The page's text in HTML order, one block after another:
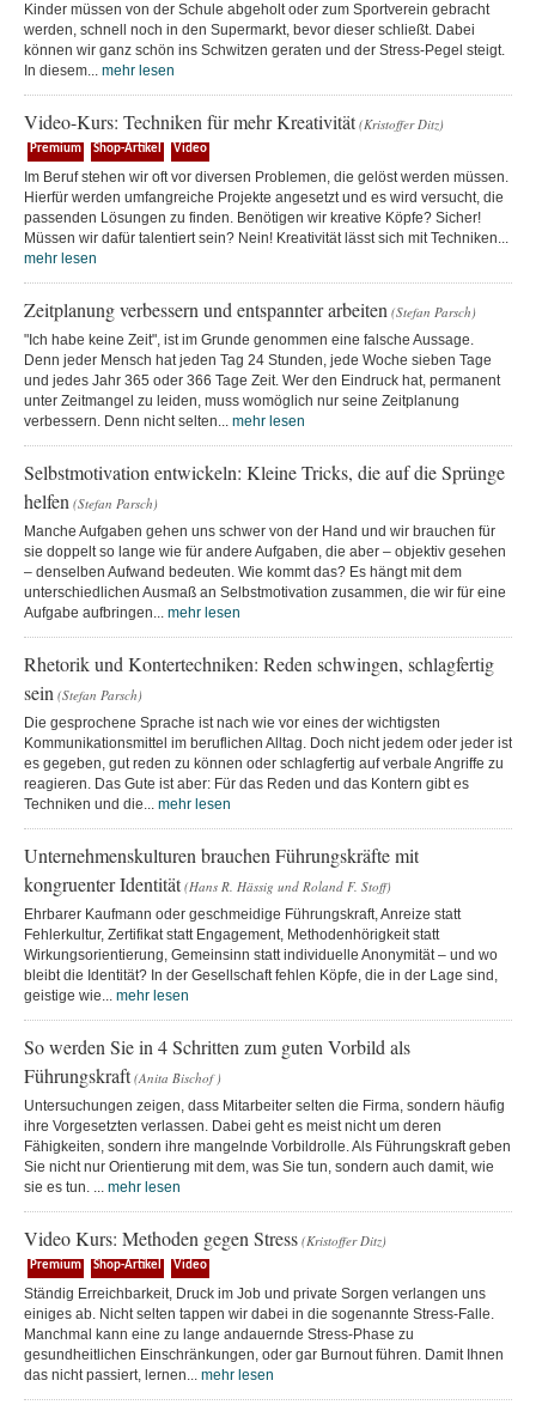
Kinder müssen von der Schule abgeholt oder zum Sportverein gebracht
werden, schnell noch in den Supermarkt, bevor dieser schließt. Dabei
können wir ganz schön ins Schwitzen geraten und der Stress-Pegel steigt.
In diesem... mehr lesen
Video-Kurs: Techniken für mehr Kreativität (Kristoffer Ditz)
Premium Shop-Artikel Video
Im Beruf stehen wir oft vor diversen Problemen, die gelöst werden müssen.
Hierfür werden umfangreiche Projekte angesetzt und es wird versucht, die
passenden Lösungen zu finden. Benötigen wir kreative Köpfe? Sicher!
Müssen wir dafür talentiert sein? Nein! Kreativität lässt sich mit Techniken...
mehr lesen
Zeitplanung verbessern und entspannter arbeiten (Stefan Parsch)
"Ich habe keine Zeit", ist im Grunde genommen eine falsche Aussage.
Denn jeder Mensch hat jeden Tag 24 Stunden, jede Woche sieben Tage
und jedes Jahr 365 oder 366 Tage Zeit. Wer den Eindruck hat, permanent
unter Zeitmangel zu leiden, muss womöglich nur seine Zeitplanung
verbessern. Denn nicht selten... mehr lesen
Selbstmotivation entwickeln: Kleine Tricks, die auf die Sprünge
helfen (Stefan Parsch)
Manche Aufgaben gehen uns schwer von der Hand und wir brauchen für
sie doppelt so lange wie für andere Aufgaben, die aber – objektiv gesehen
– denselben Aufwand bedeuten. Wie kommt das? Es hängt mit dem
unterschiedlichen Ausmaß an Selbstmotivation zusammen, die wir für eine
Aufgabe aufbringen... mehr lesen
Rhetorik und Kontertechniken: Reden schwingen, schlagfertig
sein (Stefan Parsch)
Die gesprochene Sprache ist nach wie vor eines der wichtigsten
Kommunikationsmittel im beruflichen Alltag. Doch nicht jedem oder jeder ist
es gegeben, gut reden zu können oder schlagfertig auf verbale Angriffe zu
reagieren. Das Gute ist aber: Für das Reden und das Kontern gibt es
Techniken und die... mehr lesen
Unternehmenskulturen brauchen Führungskräfte mit
kongruenter Identität (Hans R. Hässig und Roland F. Stoff)
Ehrbarer Kaufmann oder geschmeidige Führungskraft, Anreize statt
Fehlerkultur, Zertifikat statt Engagement, Methodenhörigkeit statt
Wirkungsorientierung, Gemeinsinn statt individuelle Anonymität – und wo
bleibt die Identität? In der Gesellschaft fehlen Köpfe, die in der Lage sind,
geistige wie... mehr lesen
So werden Sie in 4 Schritten zum guten Vorbild als
Führungskraft (Anita Bischof )
Untersuchungen zeigen, dass Mitarbeiter selten die Firma, sondern häufig
ihre Vorgesetzten verlassen. Dabei geht es meist nicht um deren
Fähigkeiten, sondern ihre mangelnde Vorbildrolle. Als Führungskraft geben
Sie nicht nur Orientierung mit dem, was Sie tun, sondern auch damit, wie
sie es tun. ... mehr lesen
Video Kurs: Methoden gegen Stress (Kristoffer Ditz)
Premium Shop-Artikel Video
Ständig Erreichbarkeit, Druck im Job und private Sorgen verlangen uns
einiges ab. Nicht selten tappen wir dabei in die sogenannte Stress-Falle.
Manchmal kann eine zu lange andauernde Stress-Phase zu
gesundheitlichen Einschränkungen, oder gar Burnout führen. Damit Ihnen
das nicht passiert, lernen... mehr lesen